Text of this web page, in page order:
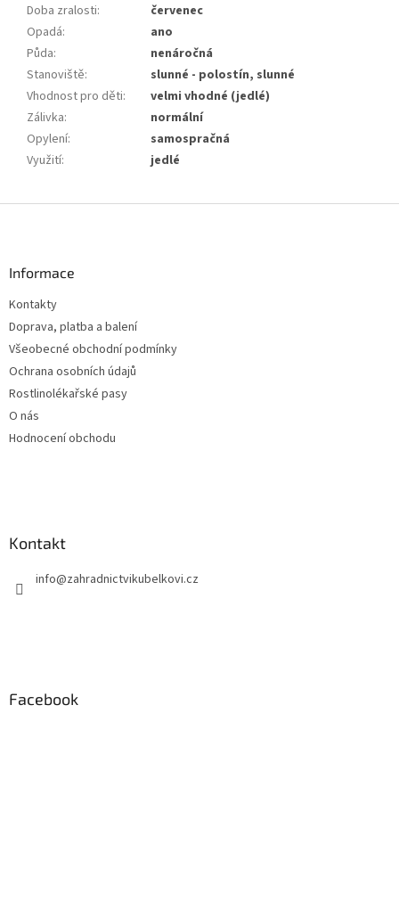
Doba zralosti:
červenec
Opadá:
ano
Půda:
nenáročná
Stanoviště:
slunné - polostín, slunné
Vhodnost pro děti:
velmi vhodné (jedlé)
Zálivka:
normální
Opylení:
samospračná
Využití: jedlé
Informace
Kontakty
Doprava, platba a balení
Všeobecné obchodní podmínky
Ochrana osobních údajů
Rostlinolékařské pasy
O nás
Hodnocení obchodu
Kontakt
info@zahradnictvikubelkovi.cz
Facebook